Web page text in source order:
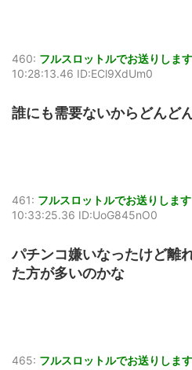
460: フルスロットルでお送りします
10:28:13.46 ID:ECl9XdUm0
誰にも需要ないからどんど
461: フルスロットルでお送りします
10:33:25.36 ID:UoG845nO0
パチンコ嫌いなったけど離
た方が多いのかな
465: フルスロットルでお送りします